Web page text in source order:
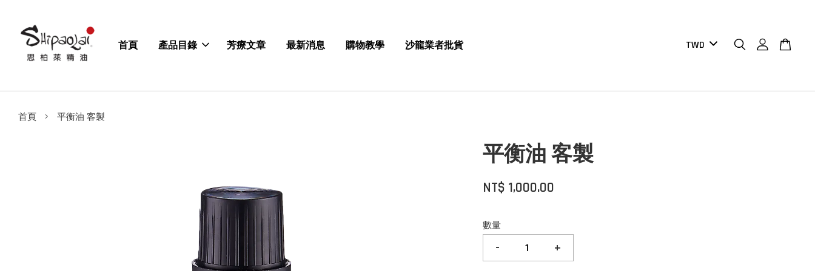
首頁 產品目錄 芳療文章 最新消息 購物教學 沙龍業者批貨
首頁 › 平衡油 客製
平衡油 客製
NT$ 1,000.00
數量
- +